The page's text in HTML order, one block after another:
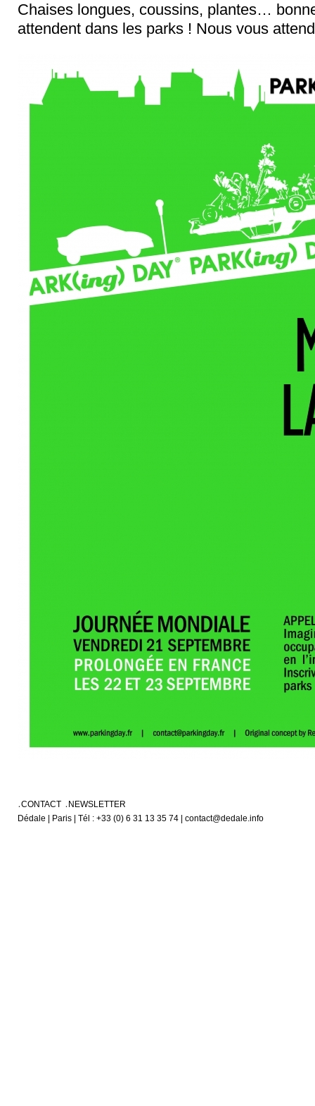
Chaises longues, coussins, plantes…
attendent dans les parks ! Nous vous
CONTACT
NEWSLETTER
Dédale | Paris | Tél : +33 (0) 6 31 13 35 74 | contact@dedale.info